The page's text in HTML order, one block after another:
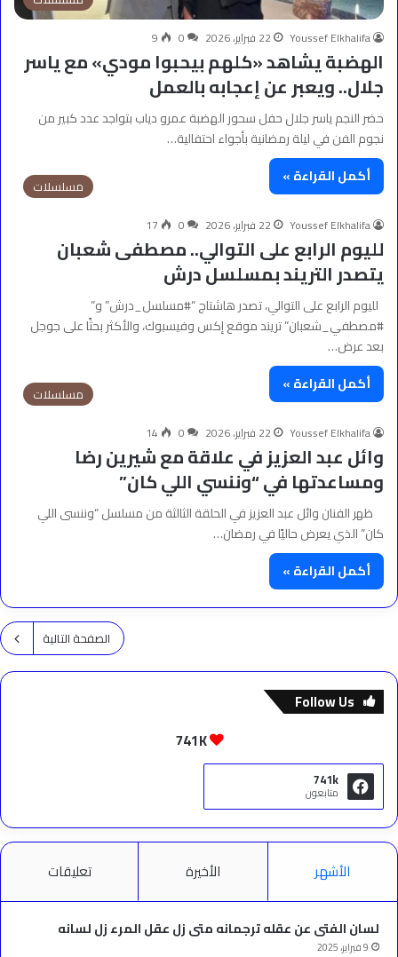
Youssef Elkhalifa 22 فبراير، 2026 0
9
الهضبة يشاهد «كلهم بيحبوا مودي» مع ياسر
جلال.. ويعبر عن إعجابه بالعمل
حضر النجم ياسر جلال حفل سحور الهضبة عمرو دياب بتواجد عدد كبير من
نجوم الفن في ليلة رمضانية بأجواء احتفالية…
أكمل القراءة »
مسلسلات
Youssef Elkhalifa 22 فبراير، 2026 0
17
لليوم الرابع على التوالي.. مصطفى شعبان
يتصدر التريند بمسلسل درش
لليوم الرابع على التوالي، تصدر هاشتاج “#مسلسل_درش” و”
#مصطفي_شعبان” تريند موقع إكس وفيسبوك، والأكثر بحثًا على جوجل
بعد عرض…
أكمل القراءة »
مسلسلات
Youssef Elkhalifa 22 فبراير، 2026 0
14
وائل عبد العزيز في علاقة مع شيرين رضا
ومساعدتها في “وننسي اللي كان”
ظهر الفنان وائل عبد العزيز في الحلقة الثالثة من مسلسل “وننسى اللي
كان” الذي يعرض حاليًا في رمضان…
أكمل القراءة »
الصفحة التالية
Follow Us
741K
741k
متابعون
الأشهر الأخيرة تعليقات
لسان الفتى عن عقله ترجمانه متى زل عقل المرء زل لسانه
9 فبراير، 2025